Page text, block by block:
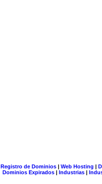
Registro de Dominios| Web Hosting |
Dominios Expirados | Industrias |